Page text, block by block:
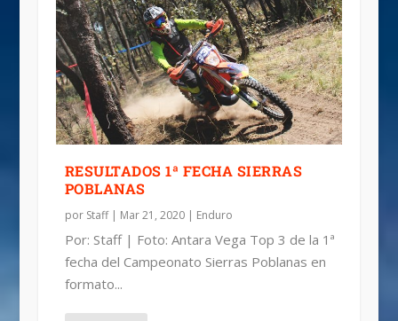
5ª FECHA CAMPEONATO SIERRAS
POBLANAS
RESULTADOS: 2ª FECHA SIERRAS
POBLANAS
EN SAN LUIS POTOSÍ LA 4ª FECHA DEL
HARE SCRAMBLE M...
RESULTADOS 1ª FECHA SIERRAS
POBLANAS
por Staff| Mar 21, 2020| Enduro
Por: Staff | Foto: Antara Vega Top 3 de la 1ª
fecha del Campeonato Sierras Poblanas en
formato...